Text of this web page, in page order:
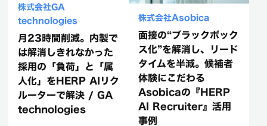
株式会社GA
technologies
月23時間削減。内製で
は解消しきれなかった
採用の「負荷」と「属
人化」をHERP AIリク
ルーターで解決 / GA
technologies
株式会社Asobica
面接の“ブラックボック
ス化”を解消し、リード
タイムを半減。候補者
体験にこだわる
Asobicaの『HERP
AI Recruiter』活用
事例